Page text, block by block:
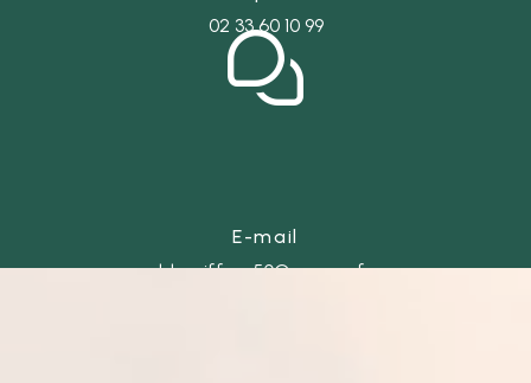
02 33 60 10 99
E-mail
ld-coiffure50@orange.fr